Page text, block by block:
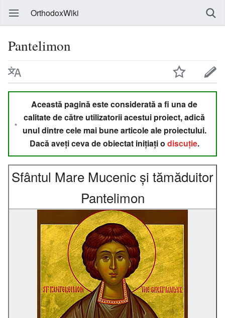
OrthodoxWiki
Pantelimon
Această pagină este considerată a fi una de
calitate de către utilizatorii acestui proiect, adică
unul dintre cele mai bune articole ale proiectului.
Dacă aveți ceva de obiectat inițiați o discuție.
Sfântul Mare Mucenic și tămăduitor
Pantelimon